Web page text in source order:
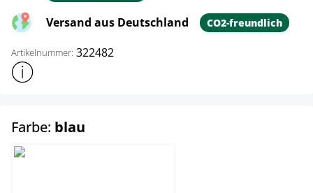
Versand aus Deutschland CO2-freundlich
Artikelnummer: 322482
Weitere Produktinformationen anzeigen
Farbe: blau